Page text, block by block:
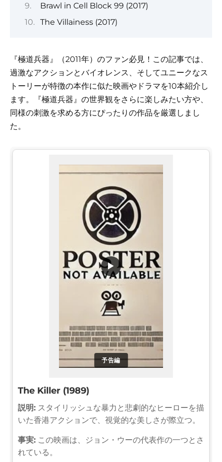
Brawl in Cell Block 99 (2017)
The Villainess (2017)
『極道兵器』（2011年）のファン必見！この記事では、
過激なアクションとバイオレンス、そしてユニークなス
トーリーが特徴の本作に似た映画やドラマを10本紹介し
ます。『極道兵器』の世界観をさらに楽しみたい方や、
同様の刺激を求める方にぴったりの作品を厳選しまし
た。
予告編
▶
The Killer (1989)
説明: スタイリッシュな暴力と悲劇的なヒーローを描
いた香港アクションで、視覚的な美しさが際立つ。
事実: この映画は、ジョン・ウーの代表作の一つとさ
れている。